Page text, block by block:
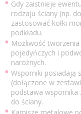
Gdy zaistnieje
rodzaju ściany (np.
zastosować kołki
podkładu.
Możliwość
pojedyńczych i
narożnych.
Wsporniki posiadają
(dołączone w
podstawa wspornika
do ściany.
Karnisze metalowe